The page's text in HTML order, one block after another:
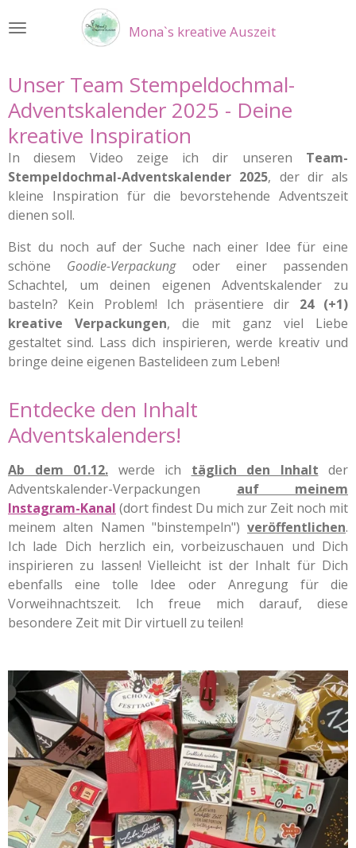
Hauptinhalt
Mona`s kreative Auszeit
Unser Team Stempeldochmal-
Adventskalender 2025 - Deine
kreative Inspiration
In diesem Video zeige ich dir unseren Team-
Stempeldochmal-Adventskalender 2025, der dir als
kleine Inspiration für die bevorstehende Adventszeit
dienen soll.
Bist du noch auf der Suche nach einer Idee für eine
schöne Goodie-Verpackungoder einer passenden
Schachtel, um deinen eigenen Adventskalender zu
basteln? Kein Problem! Ich präsentiere dir 24 (+1)
kreative Verpackungen, die mit ganz viel Liebe
gestaltet sind. Lass dich inspirieren, werde kreativ und
bringe deine eigenen Bastelideen zum Leben!
Entdecke den Inhalt
Adventskalenders!
Ab dem 01.12. werde ich täglich den Inhalt der
Adventskalender-Verpackungen auf meinem
Instagram-Kanal (dort findest Du mich zur Zeit noch mit
meinem alten Namen "binstempeln") veröffentlichen.
Ich lade Dich herzlich ein, vorbeizuschauen und Dich
inspirieren zu lassen! Vielleicht ist der Inhalt für Dich
ebenfalls eine tolle Idee oder Anregung für die
Vorweihnachtszeit. Ich freue mich darauf, diese
besondere Zeit mit Dir virtuell zu teilen!